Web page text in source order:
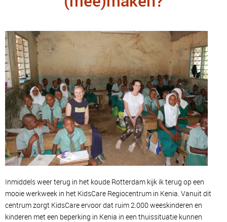
Inmiddels weer terug in het koude Rotterdam kijk ik terug op een
mooie werkweek in het KidsCare Regiocentrum in Kenia. Vanuit dit
centrum zorgt KidsCare ervoor dat ruim 2.000 weeskinderen en
kinderen met een beperking in Kenia in een thuissituatie kunnen